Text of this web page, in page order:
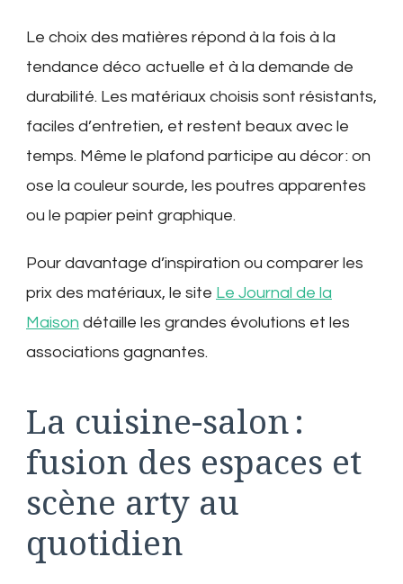
Le choix des matières répond à la fois à la
tendance déco actuelle et à la demande de
durabilité. Les matériaux choisis sont résistants,
faciles d’entretien, et restent beaux avec le
temps. Même le plafond participe au décor : on
ose la couleur sourde, les poutres apparentes
ou le papier peint graphique.
Pour davantage d’inspiration ou comparer les
prix des matériaux, le site Le Journal de la
Maison détaille les grandes évolutions et les
associations gagnantes.
La cuisine-salon :
fusion des espaces et
scène arty au
quotidien